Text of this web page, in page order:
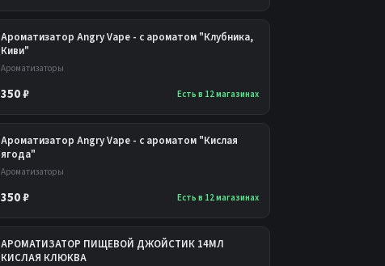
Ароматизатор Angry Vape - с ароматом "Клубника,
Киви"
Ароматизаторы
350 ₽ Есть в 12 магазинах
Ароматизатор Angry Vape - с ароматом "Кислая
ягода"
Ароматизаторы
350 ₽ Есть в 12 магазинах
АРОМАТИЗАТОР ПИЩЕВОЙ ДЖОЙСТИК 14МЛ
КИСЛАЯ КЛЮКВА